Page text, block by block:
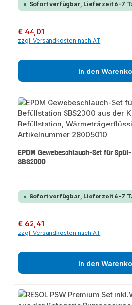
Sofort verfügbar, Lieferzeit 6-7
Regulärer Preis:
€ 44,01
zzgl. Versandkosten nach AT
In den
EPDM Gewebeschlauch-Set für
SBS2000
Sofort verfügbar, Lieferzeit 6-7
Regulärer Preis:
€ 62,41
zzgl. Versandkosten nach AT
In den